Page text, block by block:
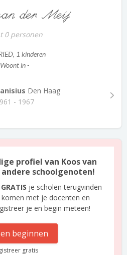
der Meij
0 personen
, 1 kinderen
Woont in -
Den Haag
- 1967
profiel van Koos van
schoolgenoten!
GRATIS je scholen terugvinden
met je docenten en
je en begin meteen!
beginnen
gratis